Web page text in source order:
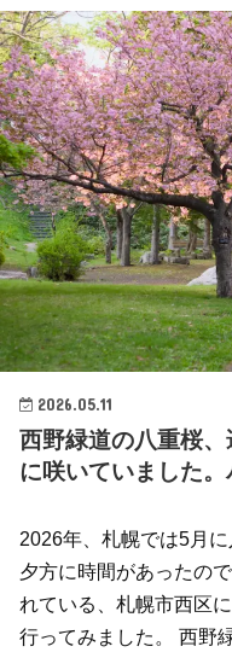
2026.05.11
西野緑道の八重桜
に咲いていました。
2026年、札幌では5月
夕方に時間があったの
れている、札幌市西区
行ってみました。 西野